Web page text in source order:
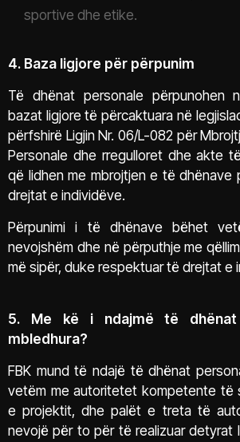
sportive dhe etike.
4. Baza ligjore për përpunim
Të dhënat personale përpunohen
bazat ligjore të përcaktuara në
përfshirë Ligjin Nr. 06/L-082 për
Personale dhe rregulloret dhe akte
që lidhen me mbrojtjen e të dhënave
drejtat e individëve.
Përpunimi i të dhënave bëhet
nevojshëm dhe në përputhje me
më sipër, duke respektuar të drejtat e
5. Me kë i ndajmë të dhënat
mbledhura?
FBK mund të ndajë të dhënat
vetëm me autoritetet kompetente të
e projektit, dhe palët e treta të
nevojë për to për të realizuar detyrat